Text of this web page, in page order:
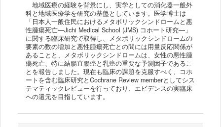
地域医療の経験を背景にし、実学としての消化器一般外
科と地域医療学を研究の基盤としています。医学博士は
「日本人一般住民におけるメタボリックシンドロームと悪
性腫瘍死亡―Jichi Medical School (JMS) コホート研究―」
に関する臨床研究で取得し、メタボリックシンドロームの
要素の数の増加と悪性腫瘍死亡との間には用量反応関係が
あることと、メタボリックシンドロームは、女性の悪性腫
瘍死亡、特に結腸直腸癌と乳癌の重要な予測因子であるこ
とを報告しました。現在も臨床の課題を克服すべく、コホ
ートを含む臨床研究とCochrane Review memberとしてシス
テマティックレビューを行っており、エビデンスの実臨床
への還元を目指しています。